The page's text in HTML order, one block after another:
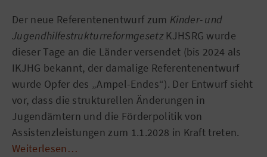
Der neue Referentenentwurf zum Kinder- und
JugendhilfestrukturreformgesetzKJHSRG wurde
dieser Tage an die Länder versendet (bis 2024 als
IKJHG bekannt, der damalige Referentenentwurf
wurde Opfer des „Ampel-Endes“). Der Entwurf sieht
vor, dass die strukturellen Änderungen in
Jugendämtern und die Förderpolitik von
Assistenzleistungen zum 1.1.2028 in Kraft treten.
Weiterlesen…